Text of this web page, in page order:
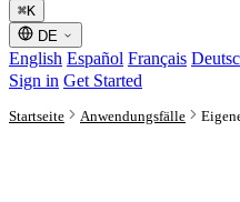
⌘K
DE
English Español Français
Sign in Get Started
Startseite Anwendungsfälle